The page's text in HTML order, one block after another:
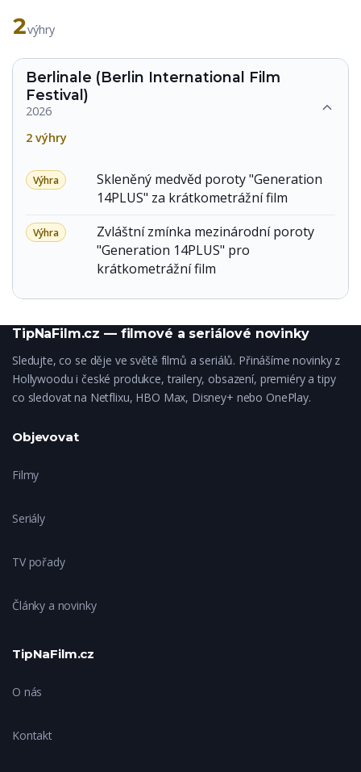
2výhry
Berlinale (Berlin International Film
Festival)
2026
2 výhry
Výhra
Skleněný medvěd poroty "Generation
14PLUS" za krátkometrážní film
Výhra
Zvláštní zmínka mezinárodní poroty
"Generation 14PLUS" pro
krátkometrážní film
TipNaFilm.cz — filmové a seriálové novinky
Sledujte, co se děje ve světě filmů a seriálů. Přinášíme novinky z
Hollywoodu i české produkce, trailery, obsazení, premiéry a tipy
co sledovat na Netflixu, HBO Max, Disney+ nebo OnePlay.
Objevovat
Filmy
Seriály
TV pořady
Články a novinky
TipNaFilm.cz
O nás
Kontakt